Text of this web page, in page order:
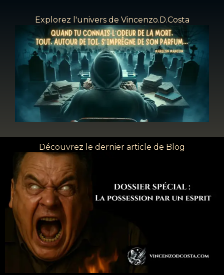
Explorez l'univers de Vincenzo.D.Costa
Découvrez le dernier article de Blog